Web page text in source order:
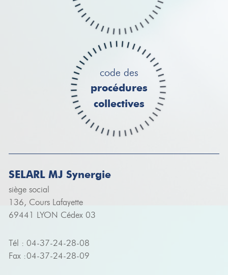
code des
procédures
collectives
SELARL MJ Synergie
siège social
136, Cours Lafayette
69441 LYON Cédex 03
Tél : 04-37-24-28-08
Fax :04-37-24-28-09